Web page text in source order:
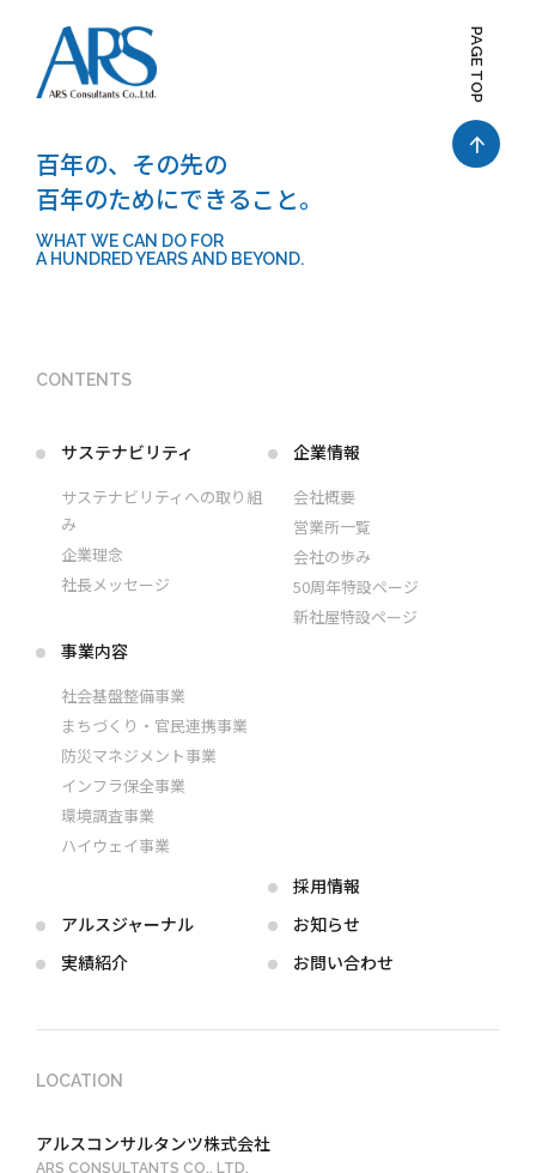
PAGE TOP
百年の、その先の
百年のためにできること。
WHAT WE CAN DO FOR
A HUNDRED YEARS AND BEYOND.
CONTENTS
サステナビリティ
サステナビリティへの取り組
み
企業理念
社長メッセージ
企業情報
会社概要
営業所一覧
会社の歩み
50周年特設ページ
新社屋特設ページ
事業内容
社会基盤整備事業
まちづくり・官民連携事業
防災マネジメント事業
インフラ保全事業
環境調査事業
ハイウェイ事業
アルスジャーナル
実績紹介
採用情報
お知らせ
お問い合わせ
LOCATION
アルスコンサルタンツ株式会社
ARS CONSULTANTS CO., LTD.